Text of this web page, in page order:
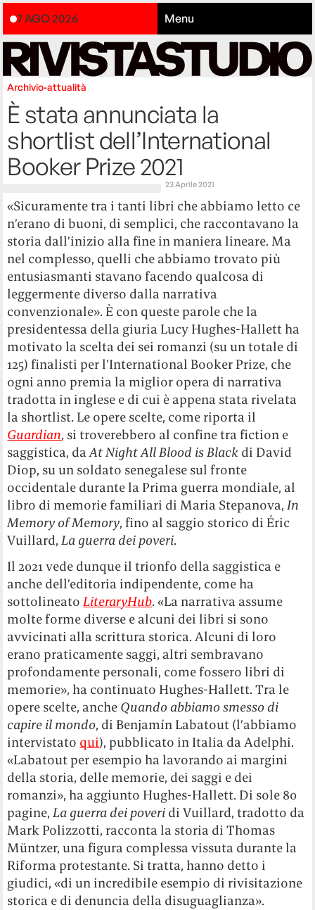
7 AGO 2026 Menu
Archivio-attualità
È stata annunciata la
shortlist dell’International
Booker Prize 2021
23 Aprile 2021
«Sicuramente tra i tanti libri che abbiamo letto ce
n’erano di buoni, di semplici, che raccontavano la
storia dall’inizio alla fine in maniera lineare. Ma
nel complesso, quelli che abbiamo trovato più
entusiasmanti stavano facendo qualcosa di
leggermente diverso dalla narrativa
convenzionale». È con queste parole che la
presidentessa della giuria Lucy Hughes-Hallett ha
motivato la scelta dei sei romanzi (su un totale di
125) finalisti per l’International Booker Prize, che
ogni anno premia la miglior opera di narrativa
tradotta in inglese e di cui è appena stata rivelata
la shortlist. Le opere scelte, come riporta il
Guardian, si troverebbero al confine tra fiction e
saggistica, daAt Night All Blood is Black di David
Diop, su un soldato senegalese sul fronte
occidentale durante la Prima guerra mondiale, al
libro di memorie familiari di Maria Stepanova,In
Memory of Memory, fino al saggio storico di Éric
Vuillard,La guerra dei poveri.
Il 2021 vede dunque il trionfo della saggistica e
anche dell’editoria indipendente, come ha
sottolineatoLiteraryHub. «La narrativa assume
molte forme diverse e alcuni dei libri si sono
avvicinati alla scrittura storica. Alcuni di loro
erano praticamente saggi, altri sembravano
profondamente personali, come fossero libri di
memorie», ha continuato Hughes-Hallett. Tra le
opere scelte, anche Quando abbiamo smesso di
capire il mondo, di Benjamín Labatout (l’abbiamo
intervistato qui), pubblicato in Italia da Adelphi.
«Labatout per esempio ha lavorando ai margini
della storia, delle memorie, dei saggi e dei
romanzi», ha aggiunto Hughes-Hallett. Di sole 80
pagine,La guerra dei poveri di Vuillard, tradotto da
Mark Polizzotti, racconta la storia di Thomas
Müntzer, una figura complessa vissuta durante la
Riforma protestante. Si tratta, hanno detto i
giudici, «di un incredibile esempio di rivisitazione
storica e di denuncia della disuguaglianza».